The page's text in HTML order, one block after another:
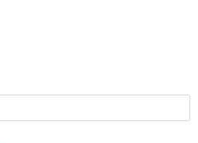
tự vệ tại chỗ năm 2026
ngày 31/7/2026 về việc công bố kế
đấu...
31/7/2026 của UBND phường về